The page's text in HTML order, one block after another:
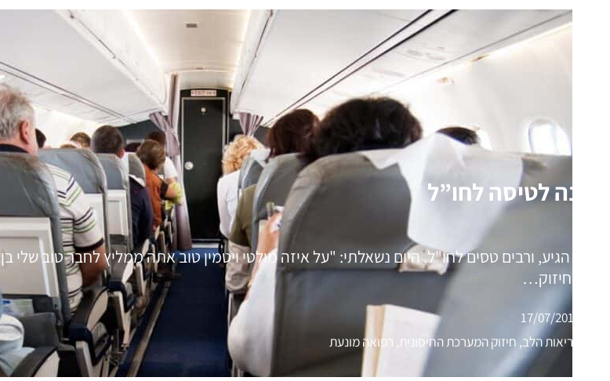
הכנה לטיסה לחו”ל
הקיץ הגיע, ורבים טסים לחו"ל. היום נשאלתי: "על איזה מולטי ויטמין טוב אתה ממליץ לחבר טוב שלי בן
17/07/2016
בריאות הלב, חיזוק המערכת החיסונית, רפואה מונעת